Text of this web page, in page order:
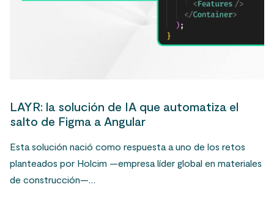
LAYR: la solución de IA que automatiza el
salto de Figma a Angular
Esta solución nació como respuesta a uno de los retos
planteados por Holcim —empresa líder global en materiales
de construcción—…